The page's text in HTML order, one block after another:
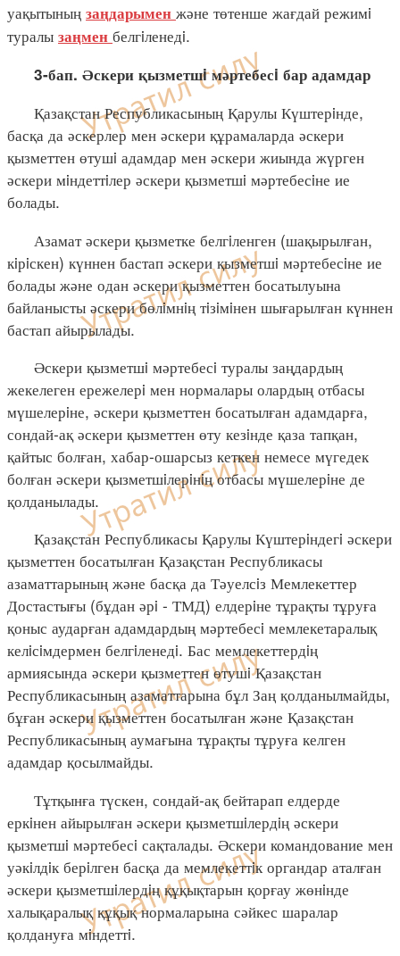
уақытының заңдарымен және төтенше жағдай режимi
туралы заңмен белгiленедi.
3-бап. Әскери қызметшi мәртебесi бар адамдар
Қазақстан Республикасының Қарулы Күштерiнде,
басқа да әскерлер мен әскери құрамаларда әскери
қызметтен өтушi адамдар мен әскери жиында жүрген
әскери мiндеттiлер әскери қызметшi мәртебесiне ие
болады.
Азамат әскери қызметке белгiленген (шақырылған,
кiрiскен) күннен бастап әскери қызметшi мәртебесiне ие
болады және одан әскери қызметтен босатылуына
байланысты әскери бөлiмнiң тiзiмiнен шығарылған күннен
бастап айырылады.
Әскери қызметшi мәртебесi туралы заңдардың
жекелеген ережелерi мен нормалары олардың отбасы
мүшелерiне, әскери қызметтен босатылған адамдарға,
сондай-ақ әскери қызметтен өту кезiнде қаза тапқан,
қайтыс болған, хабар-ошарсыз кеткен немесе мүгедек
болған әскери қызметшiлерiнiң отбасы мүшелерiне де
қолданылады.
Қазақстан Республикасы Қарулы Күштерiндегi әскери
қызметтен босатылған Қазақстан Республикасы
азаматтарының және басқа да Тәуелсiз Мемлекеттер
Достастығы (бұдан әрi - ТМД) елдерiне тұрақты тұруға
қоныс аударған адамдардың мәртебесi мемлекетаралық
келiсiмдермен белгiленедi. Бас мемлекеттердiң
армиясында әскери қызметтен өтушi Қазақстан
Республикасының азаматтарына бұл Заң қолданылмайды,
бұған әскери қызметтен босатылған және Қазақстан
Республикасының аумағына тұрақты тұруға келген
адамдар қосылмайды.
Тұтқынға түскен, сондай-ақ бейтарап елдерде
еркiнен айырылған әскери қызметшiлердiң әскери
қызметшi мәртебесi сақталады. Әскери командование мен
уәкiлдiк берiлген басқа да мемлекеттiк органдар аталған
әскери қызметшiлердiң құқықтарын қорғау жөнiнде
халықаралық құқық нормаларына сәйкес шаралар
қолдануға мiндеттi.